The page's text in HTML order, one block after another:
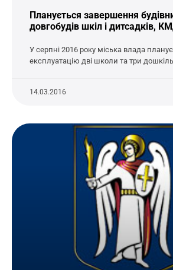
Планується завершення
довгобудів шкіл і дитсадків,
У серпні 2016 року міська влада
експлуатацію дві школи та три
14.03.2016